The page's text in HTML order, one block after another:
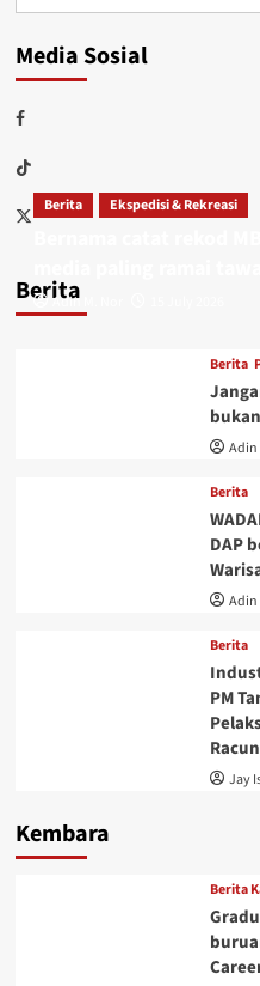
Media Sosial
Berita
Berita Ekspedisi & Rekreasi
Adin M. Nor
Berita
Adin
Berita
DAP
Adin
Berita
PM
Racun
Jay
Kembara
Berita